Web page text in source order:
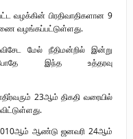
வழக்கின் பிரதிவாதிகளான 9
வழங்கப்பட்டுள்ளது.
விசேட மேல் நீதிமன்றில் இன்று
இந்த
உத்தரவு
23ஆம் திகதி வரையில்
.
ஆம் ஆண்டு ஜனவரி 24ஆம்